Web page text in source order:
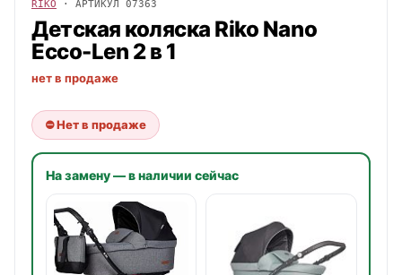
RIKO · АРТИКУЛ 07363
Детская коляска Riko Nano
Ecco-Len 2 в 1
нет в продаже
⛔ Нет в продаже
На замену — в наличии сейчас